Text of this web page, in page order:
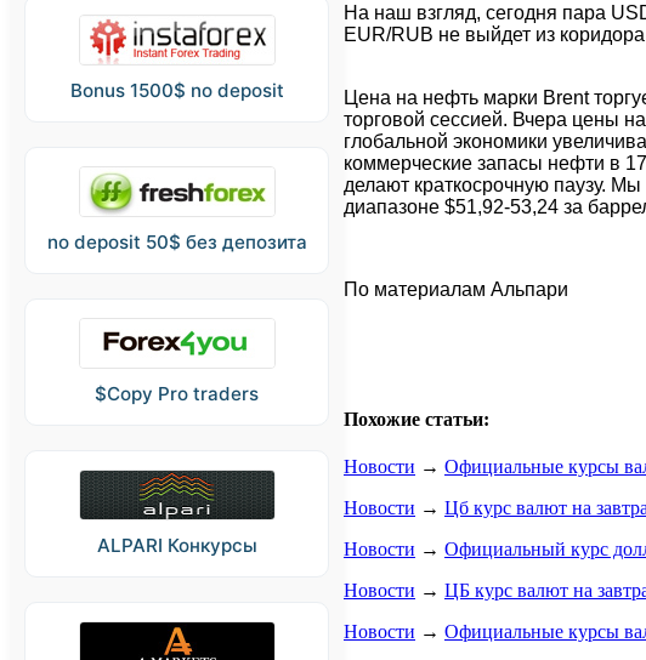
Bonus 1500$ no deposit
no deposit 50$ без депозита
$Copy Pro traders
ALPARI Конкурсы
На наш взгляд, сегодня пара
EUR/RUB не выйдет из
Цена на нефть марки Brent
торговой сессией. Вчера цены
глобальной экономики
коммерческие запасы нефти в
делают краткосрочную паузу.
диапазоне $51,92-53,24 за
По материалам Альпари
Похожие статьи:
Новости → Официальные курсы
Новости → Цб курс валют на
Новости → Официальный курс
Новости → ЦБ курс валют на
Новости → Официальные курсы